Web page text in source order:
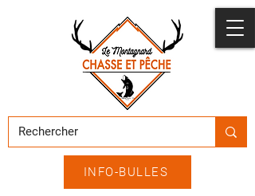
INFO-BULLES